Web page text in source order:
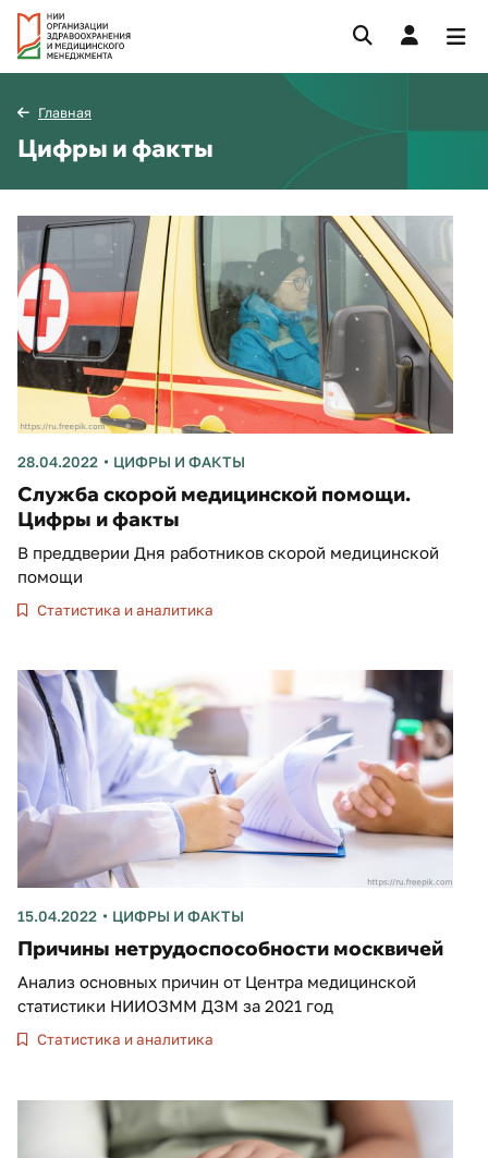
Главная
Цифры и факты
28.04.2022 ЦИФРЫ И ФАКТЫ
Служба скорой медицинской помощи.
Цифры и факты
В преддверии Дня работников скорой медицинской
помощи
Статистика и аналитика
15.04.2022 ЦИФРЫ И ФАКТЫ
Причины нетрудоспособности москвичей
Анализ основных причин от Центра медицинской
статистики НИИОЗММ ДЗМ за 2021 год
Статистика и аналитика